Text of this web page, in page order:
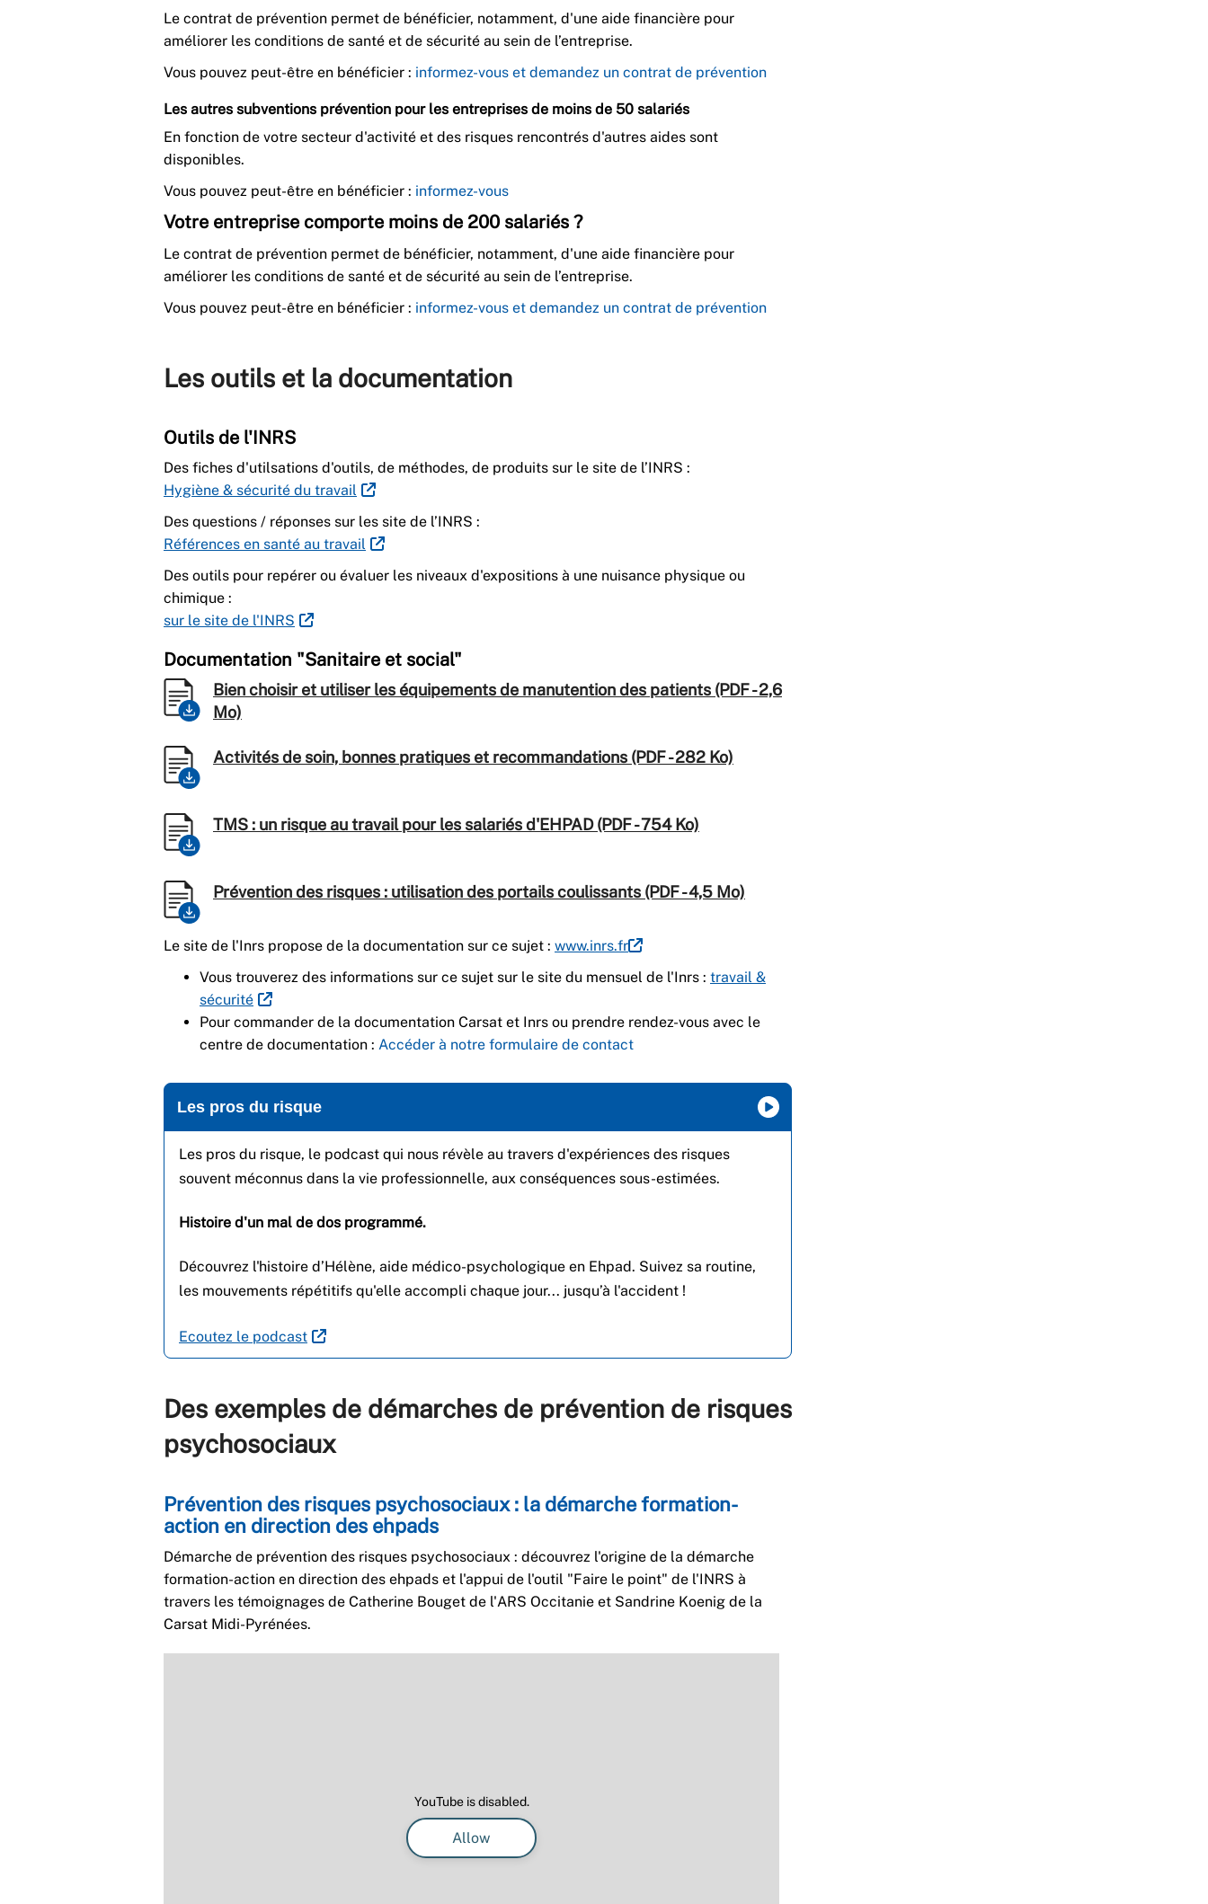
Le contrat de prévention permet de bénéficier, notamment, d'une aide financière pour
améliorer les conditions de santé et de sécurité au sein de l’entreprise.
Vous pouvez peut-être en bénéficier : informez-vous et demandez un contrat de prévention
Les autres subventions prévention pour les entreprises de moins de 50 salariés
En fonction de votre secteur d'activité et des risques rencontrés d'autres aides sont
disponibles.
Vous pouvez peut-être en bénéficier : informez-vous
Votre entreprise comporte moins de 200 salariés ?
Le contrat de prévention permet de bénéficier, notamment, d'une aide financière pour
améliorer les conditions de santé et de sécurité au sein de l’entreprise.
Vous pouvez peut-être en bénéficier : informez-vous et demandez un contrat de prévention
Les outils et la documentation
Outils de l'INRS
Des fiches d'utilsations d'outils, de méthodes, de produits sur le site de l’INRS :
Hygiène & sécurité du travail
Des questions / réponses sur les site de l’INRS :
Références en santé au travail
Des outils pour repérer ou évaluer les niveaux d'expositions à une nuisance physique ou
chimique :
sur le site de l'INRS
Documentation "Sanitaire et social"
Bien choisir et utiliser les équipements de manutention des patients (PDF - 2,6
Mo)
Activités de soin, bonnes pratiques et recommandations (PDF - 282 Ko)
TMS : un risque au travail pour les salariés d'EHPAD (PDF - 754 Ko)
Prévention des risques : utilisation des portails coulissants (PDF - 4,5 Mo)
Le site de l'Inrs propose de la documentation sur ce sujet : www.inrs.fr
Vous trouverez des informations sur ce sujet sur le site du mensuel de l'Inrs : travail &
sécurité
Pour commander de la documentation Carsat et Inrs ou prendre rendez-vous avec le
centre de documentation : Accéder à notre formulaire de contact
Les pros du risque
Les pros du risque, le podcast qui nous révèle au travers d'expériences des risques
souvent méconnus dans la vie professionnelle, aux conséquences sous-estimées.
Histoire d'un mal de dos programmé.
Découvrez l'histoire d’Hélène, aide médico-psychologique en Ehpad. Suivez sa routine,
les mouvements répétitifs qu'elle accompli chaque jour... jusqu’à l'accident !
Ecoutez le podcast
Des exemples de démarches de prévention de risques
psychosociaux
Prévention des risques psychosociaux : la démarche formation-
action en direction des ehpads
Démarche de prévention des risques psychosociaux : découvrez l'origine de la démarche
formation-action en direction des ehpads et l'appui de l'outil "Faire le point" de l'INRS à
travers les témoignages de Catherine Bouget de l'ARS Occitanie et Sandrine Koenig de la
Carsat Midi-Pyrénées.
YouTube is disabled.
Allow